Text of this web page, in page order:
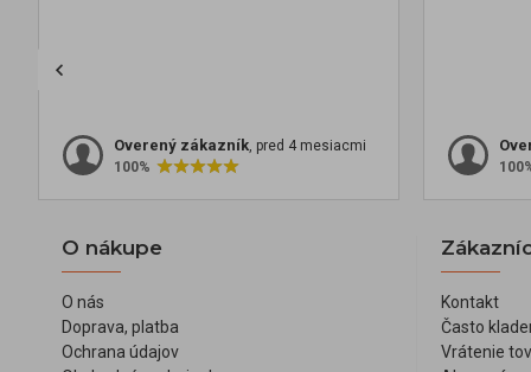
Overený zákazník, pred 4 mesiacmi
100%
O nákupe
O nás
Doprava, platba
Ochrana údajov
Kontakt
Často
Vrátenie